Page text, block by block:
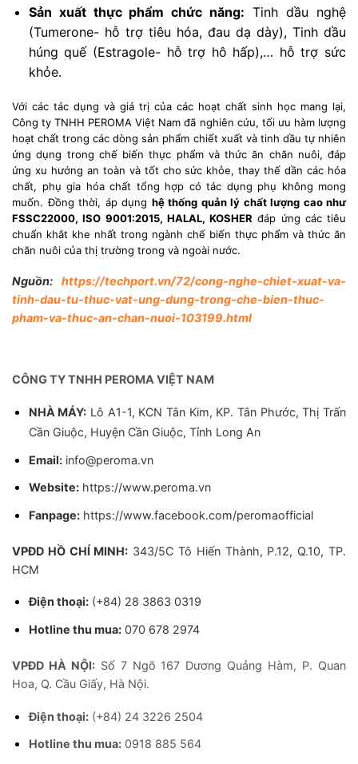
Sản xuất thực phẩm chức năng: Tinh dầu nghệ
(Tumerone- hỗ trợ tiêu hóa, đau dạ dày), Tinh dầu
húng quế (Estragole- hỗ trợ hô hấp),… hỗ trợ sức
khỏe.
Với các tác dụng và giá trị của các hoạt chất sinh học mang lại,
Công ty TNHH PEROMA Việt Nam đã nghiên cứu, tối ưu hàm lượng
hoạt chất trong các dòng sản phẩm chiết xuất và tinh dầu tự nhiên
ứng dụng trong chế biến thực phẩm và thức ăn chăn nuôi, đáp
ứng xu hướng an toàn và tốt cho sức khỏe, thay thế dần các hóa
chất, phụ gia hóa chất tổng hợp có tác dụng phụ không mong
muốn. Đồng thời, áp dụng hệ thống quản lý chất lượng cao như
FSSC22000, ISO 9001:2015, HALAL, KOSHER đáp ứng các tiêu
chuẩn khắt khe nhất trong ngành chế biến thực phẩm và thức ăn
chăn nuôi của thị trường trong và ngoài nước.
Nguồn: https://techport.vn/72/cong-nghe-chiet-xuat-va-
tinh-dau-tu-thuc-vat-ung-dung-trong-che-bien-thuc-
pham-va-thuc-an-chan-nuoi-103199.html
CÔNG TY TNHH PEROMA VIỆT NAM
NHÀ MÁY: Lô A1-1, KCN Tân Kim, KP. Tân Phước, Thị Trấn
Cần Giuộc, Huyện Cần Giuộc, Tỉnh Long An
Email:info@peroma.vn
Website:https://www.peroma.vn
Fanpage:https://www.facebook.com/peromaofficial
VPĐD HỒ CHÍ MINH: 343/5C Tô Hiến Thành, P.12, Q.10, TP.
HCM
Điện thoại:(+84) 28 3863 0319
Hotline thu mua:070 678 2974
VPĐD HÀ NỘI:Số 7 Ngõ 167 Dương Quảng Hàm, P. Quan
Hoa, Q. Cầu Giấy, Hà Nội.
Điện thoại:(+84) 24 3226 2504
Hotline thu mua:0918 885 564